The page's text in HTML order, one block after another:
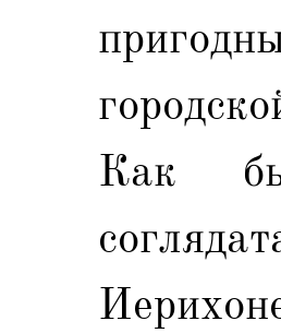
Как